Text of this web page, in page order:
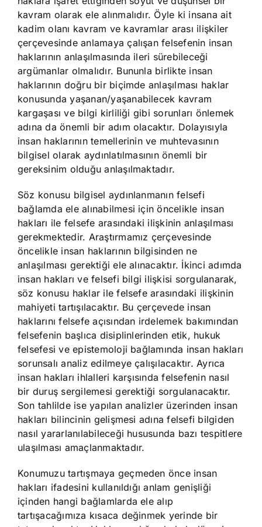
kavram olarak ele alınmalıdır. Öyle ki insana ait
kadim olanı kavram ve kavramlar arası ilişkiler
çerçevesinde anlamaya çalışan felsefenin insan
haklarının anlaşılmasında ileri sürebileceği
argümanlar olmalıdır. Bununla birlikte insan
haklarının doğru bir biçimde anlaşılması haklar
konusunda yaşanan/yaşanabilecek kavram
kargaşası ve bilgi kirliliği gibi sorunları önlemek
adına da önemli bir adım olacaktır. Dolayısıyla
insan haklarının temellerinin ve muhtevasının
bilgisel olarak aydınlatılmasının önemli bir
gereksinim olduğu anlaşılmaktadır.
Söz konusu bilgisel aydınlanmanın felsefi
bağlamda ele alınabilmesi için öncelikle insan
hakları ile felsefe arasındaki ilişkinin anlaşılması
gerekmektedir. Araştırmamız çerçevesinde
öncelikle insan haklarının bilgisinden ne
anlaşılması gerektiği ele alınacaktır. İkinci adımda
insan hakları ve felsefi bilgi ilişkisi sorgulanarak,
söz konusu haklar ile felsefe arasındaki ilişkinin
mahiyeti tartışılacaktır. Bu çerçevede insan
haklarını felsefe açısından irdelemek bakımından
felsefenin başlıca disiplinlerinden etik, hukuk
felsefesi ve epistemoloji bağlamında insan hakları
sorunsalı analiz edilmeye çalışılacaktır. Ayrıca
insan hakları ihlalleri karşısında felsefenin nasıl
bir duruş sergilemesi gerektiği sorgulanacaktır.
Son tahlilde ise yapılan analizler üzerinden insan
hakları bilincinin gelişmesi adına felsefi bilgiden
nasıl yararlanılabileceği hususunda bazı tespitlere
ulaşılması amaçlanmaktadır.
Konumuzu tartışmaya geçmeden önce insan
hakları ifadesini kullanıldığı anlam genişliği
içinden hangi bağlamlarda ele alıp
tartışacağımıza kısaca değinmek yerinde bir